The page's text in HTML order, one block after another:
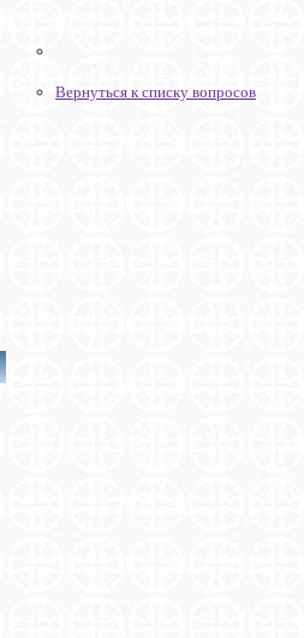
Вернуться к списку вопросов